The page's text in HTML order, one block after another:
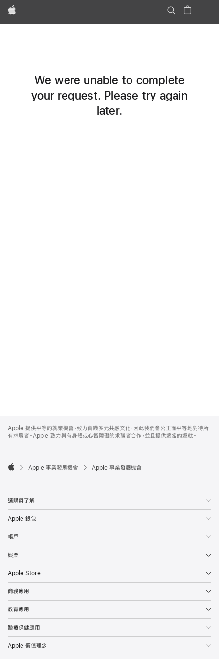
Apple
We were unable to complete
your request. Please try again
later.
Footer
Apple 提供平等的就業機會，致力實踐多元共融文化，因此我們會公正而平等地對待所
有求職者。Apple 致力與有身體或心智障礙的求職者合作，並且提供適當的遷就。

Apple 事業發展機會 Apple 事業發展機會
選購與了解
Apple 銀包
帳戶
娛樂
Apple Store
商務應用
教育應用
醫療保健應用
Apple 價值理念